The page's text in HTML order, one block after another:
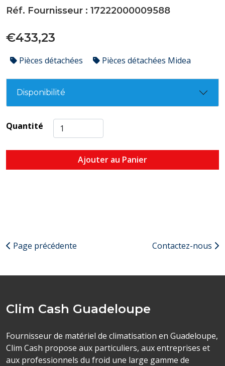
Réf. Fournisseur : 17222000009588
€433,23
Pièces détachées Pièces détachées Midea
Disponibilité
Quantité
Ajouter au Panier
Page précédente Contactez-nous
Clim Cash Guadeloupe
Fournisseur de matériel de climatisation en Guadeloupe,
Clim Cash propose aux particuliers, aux entreprises et
aux professionnels du froid une large gamme de